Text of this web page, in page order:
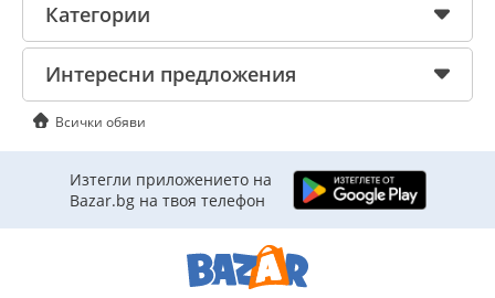
Категории
Интересни предложения
Всички обяви
Изтегли приложението на
Bazar.bg на твоя телефон